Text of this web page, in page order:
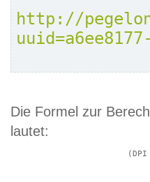
http://
Die Formel zur
lautet: